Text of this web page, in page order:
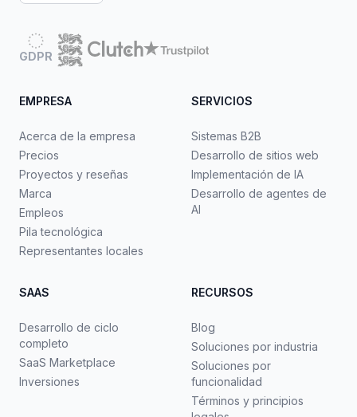
GDPR
EMPRESA
Acerca de la empresa
Precios
Proyectos y reseñas
Marca
Empleos
Pila tecnológica
Representantes locales
SERVICIOS
Sistemas B2B
Desarrollo de sitios web
Implementación de IA
Desarrollo de agentes de
AI
SAAS
Desarrollo de ciclo
completo
SaaS Marketplace
Inversiones
RECURSOS
Blog
Soluciones por industria
Soluciones por
funcionalidad
Términos y principios